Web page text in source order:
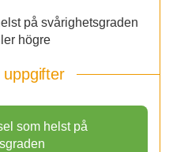
på svårighetsgraden
högre
uppgifter
som helst på